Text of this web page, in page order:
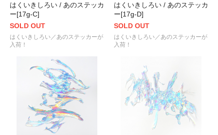
はくいきしろい / あのステッカ
ー[17g-C]
SOLD OUT
はくいきしろい／あのステッカーが
入荷！
はくいきしろい / あのステッカ
ー[17g-D]
SOLD OUT
はくいきしろい／あのステッカーが
入荷！